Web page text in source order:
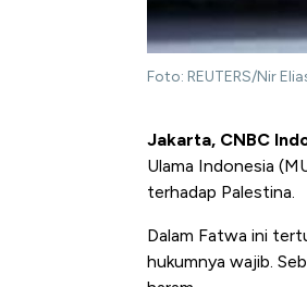
Foto: REUTERS/Nir
Jakarta, CNBC
Ulama Indonesia
terhadap Palestina.
Dalam Fatwa ini
hukumnya wajib.